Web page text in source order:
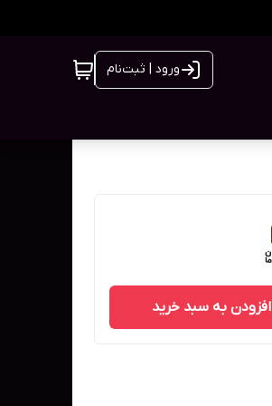
ورود | ثبت‌نام
افزودن به سبد خرید